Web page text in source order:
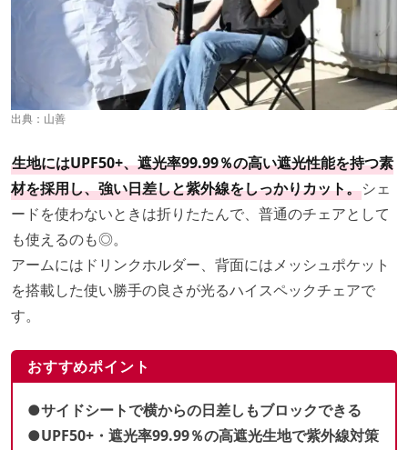
出典： 山善
生地にはUPF50+、遮光率99.99％の高い遮光性能を持つ素
材を採用し、強い日差しと紫外線をしっかりカット。シェ
ードを使わないときは折りたたんで、普通のチェアとして
も使えるのも◎。
アームにはドリンクホルダー、背面にはメッシュポケット
を搭載した使い勝手の良さが光るハイスペックチェアで
す。
おすすめポイント
●サイドシートで横からの日差しもブロックできる
●UPF50+・遮光率99.99％の高遮光生地で紫外線対策